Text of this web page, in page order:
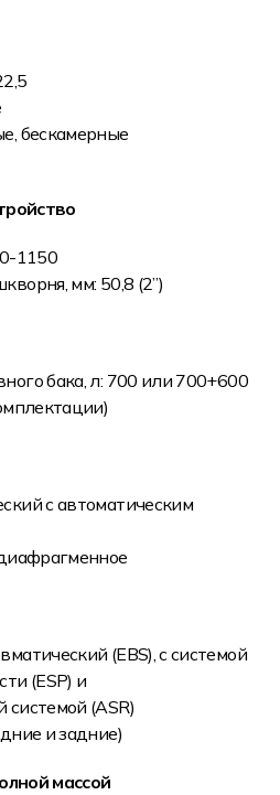
бескамерные
1150
мм: 50,8 (2”)
бака, л: 700 или 700+600
с автоматическим
(EBS), с системой
(ESP) и
системой (ASR)
и задние)
массой